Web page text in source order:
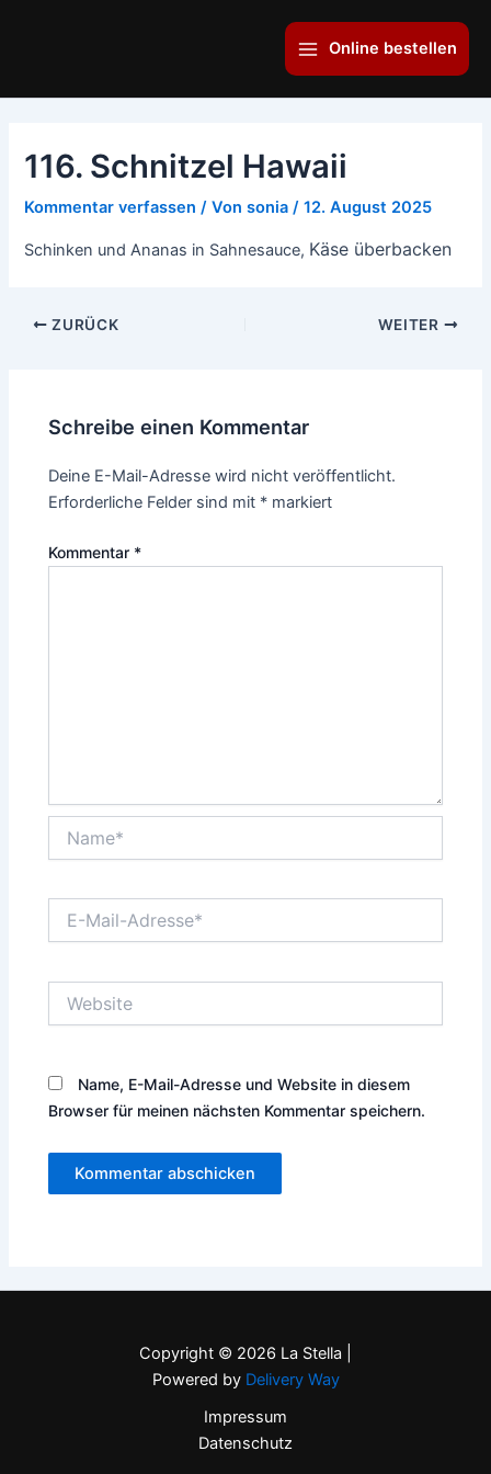
Main
Menu
Online bestellen
116. Schnitzel Hawaii
Kommentar verfassen / Vonsonia/12. August 2025
Schinken und Ananas in Sahnesauce, Käse überbacken
ZURÜCK WEITER
Schreibe einen Kommentar
Deine E-Mail-Adresse wird nicht veröffentlicht.
Erforderliche Felder sind mit * markiert
Kommentar *
Mail-
Name, E-Mail-Adresse und Website in diesem
Browser für meinen nächsten Kommentar speichern.
Copyright © 2026 La Stella |
Powered by Delivery Way
Impressum
Datenschutz